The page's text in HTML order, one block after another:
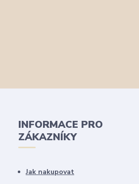
INFORMACE PRO
ZÁKAZNÍKY
Jak nakupovat